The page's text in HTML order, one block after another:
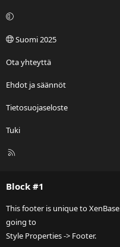
Suomi 2025
Ota yhteyttä
Ehdot ja säännöt
Tietosuojaseloste
Tuki
R
Block #1
This footer is unique to
going to
Style Properties -> Footer.